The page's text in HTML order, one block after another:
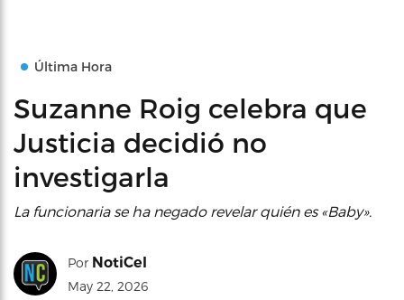
Última Hora
Suzanne Roig celebra que
Justicia decidió no
investigarla
La funcionaria se ha negado revelar quién es «Baby».
Por NotiCel
May 22, 2026